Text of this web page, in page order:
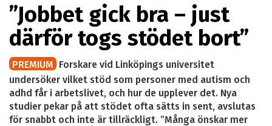
”Jobbet gick bra – just
därför togs stödet bort”
PREMIUM Forskare vid Linköpings universitet
undersöker vilket stöd som personer med autism och
adhd får i arbetslivet, och hur de upplever det. Nya
studier pekar på att stödet ofta sätts in sent, avslutas
för snabbt och inte är tillräckligt. ”Många önskar mer